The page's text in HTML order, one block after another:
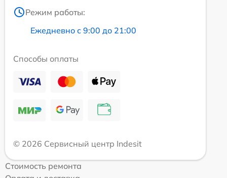
Режим работы:
Ежедневно с 9:00 до 21:00
Способы оплаты
© 2026 Сервисный центр Indesit
Стоимость ремонта